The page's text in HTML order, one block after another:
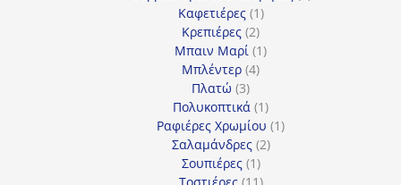
Καφετιέρες 11
προϊόν
Κρεπιέρες 22
προϊόντα
Μπαιν Μαρί 11
Μπλέντερ 44
Πλατώ 33
προϊόντα
Πολυκοπτικά 11
προϊόν
Ραφιέρες Χρωμίου 11
Σαλαμάνδρες 22
Σουπιέρες 11
προϊόν
Τοστιέρες 1111